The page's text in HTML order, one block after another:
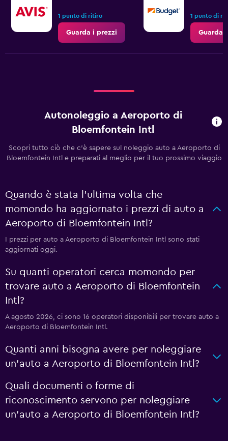
1 punto di ritiro
Guarda i prezzi
1 punto di
Guarda
Autonoleggio a Aeroporto di
Bloemfontein Intl
Scopri tutto ciò che c'è sapere sul noleggio auto a Aeroporto di
Bloemfontein Intl e preparati al meglio per il tuo prossimo viaggio
Quando è stata l'ultima volta che
momondo ha aggiornato i prezzi di auto a
Aeroporto di Bloemfontein Intl?
I prezzi per auto a Aeroporto di Bloemfontein Intl sono stati
aggiornati oggi.
Su quanti operatori cerca momondo per
trovare auto a Aeroporto di Bloemfontein
Intl?
A agosto 2026, ci sono 16 operatori disponibili per trovare auto a
Aeroporto di Bloemfontein Intl.
Quanti anni bisogna avere per noleggiare
un'auto a Aeroporto di Bloemfontein Intl?
Quali documenti o forme di
riconoscimento servono per noleggiare
un'auto a Aeroporto di Bloemfontein Intl?